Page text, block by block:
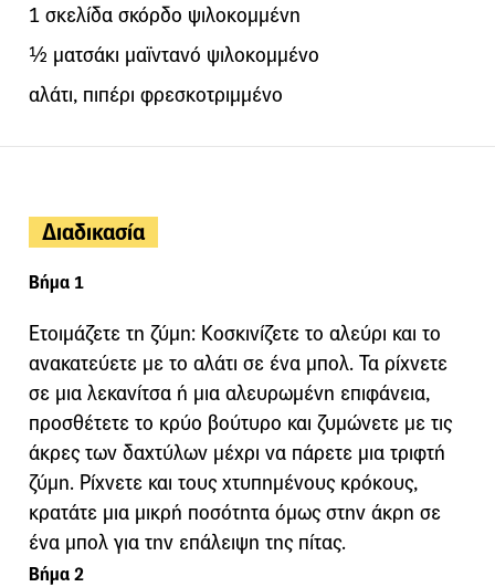
1 σκελίδα σκόρδο ψιλοκομμένη
½ ματσάκι μαϊντανό ψιλοκομμένο
αλάτι, πιπέρι φρεσκοτριμμένο
Διαδικασία
Βήμα 1
Ετοιμάζετε τη ζύμη: Κοσκινίζετε το αλεύρι και το
ανακατεύετε με το αλάτι σε ένα μπολ. Τα ρίχνετε
σε μια λεκανίτσα ή μια αλευρωμένη επιφάνεια,
προσθέτετε το κρύο βούτυρο και ζυμώνετε με τις
άκρες των δαχτύλων μέχρι να πάρετε μια τριφτή
ζύμη. Ρίχνετε και τους χτυπημένους κρόκους,
κρατάτε μια μικρή ποσότητα όμως στην άκρη σε
ένα μπολ για την επάλειψη της πίτας.
Βήμα 2